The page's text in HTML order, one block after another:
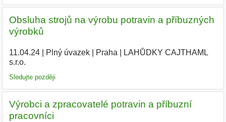
Obsluha strojů na výrobu potravin a příbuzných
výrobků
11.04.24| Plný úvazek| Praha
LAHŮDKY CAJTHAML
s.r.o.
Sledujte později
Výrobci a zpracovatelé potravin a příbuzní
pracovníci